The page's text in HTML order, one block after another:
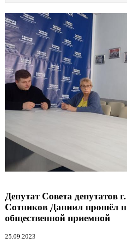
Депутат Совета депутатов
Сотников Даниил прошёл
общественной приемной
25.09.2023